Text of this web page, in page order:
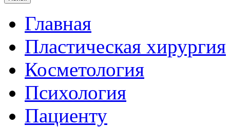
Главная
Пластическая хирургия
Косметология
Психология
Пациенту